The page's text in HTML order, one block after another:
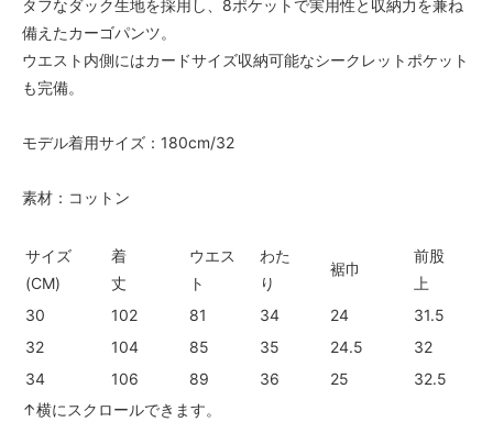
タフなダック生地を採用し、8ポケットで実用性と収納力を兼ね
備えたカーゴパンツ。
ウエスト内側にはカードサイズ収納可能なシークレットポケット
も完備。
モデル着用サイズ：180cm/32
素材：コットン
サイズ
(CM)
着
丈
ウエス
ト
わた
り
裾巾
前股
上
30
102 81 34 24
31.5
32
104 85 35 24.5
32
34
106 89 36 25
32.5
↑横にスクロールできます。